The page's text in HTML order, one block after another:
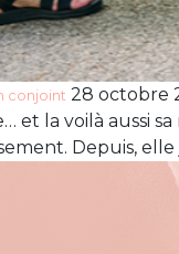
conjoint 28 octobre
et la voilà aussi
Depuis,